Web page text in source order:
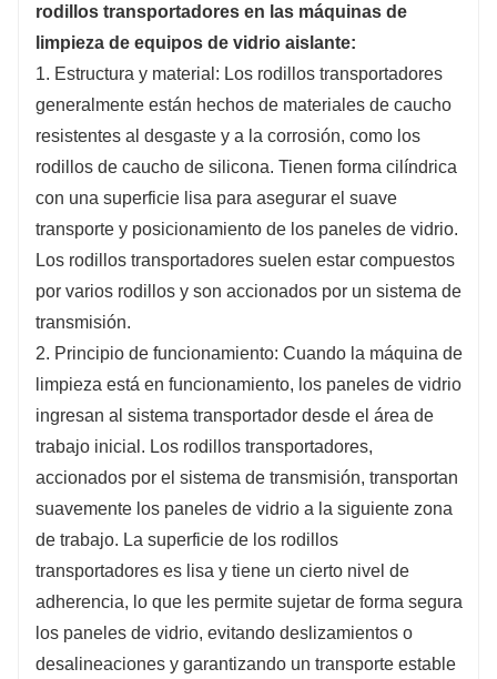
rodillos transportadores en las máquinas de
limpieza de equipos de vidrio aislante:
1. Estructura y material: Los rodillos transportadores
generalmente están hechos de materiales de caucho
resistentes al desgaste y a la corrosión, como los
rodillos de caucho de silicona. Tienen forma cilíndrica
con una superficie lisa para asegurar el suave
transporte y posicionamiento de los paneles de vidrio.
Los rodillos transportadores suelen estar compuestos
por varios rodillos y son accionados por un sistema de
transmisión.
2. Principio de funcionamiento: Cuando la máquina de
limpieza está en funcionamiento, los paneles de vidrio
ingresan al sistema transportador desde el área de
trabajo inicial. Los rodillos transportadores,
accionados por el sistema de transmisión, transportan
suavemente los paneles de vidrio a la siguiente zona
de trabajo. La superficie de los rodillos
transportadores es lisa y tiene un cierto nivel de
adherencia, lo que les permite sujetar de forma segura
los paneles de vidrio, evitando deslizamientos o
desalineaciones y garantizando un transporte estable